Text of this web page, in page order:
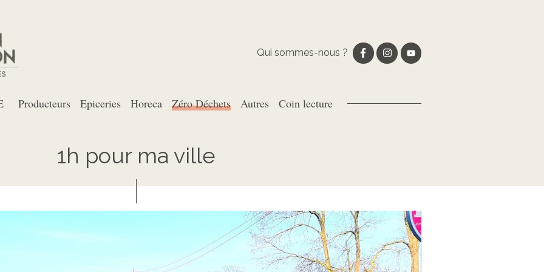
Qui sommes-nous ?
Producteurs Epiceries Horeca Zéro Déchets Autres Coin lecture
1h pour ma ville